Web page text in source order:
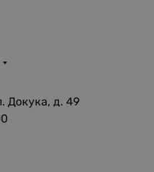
Докука, д. 49